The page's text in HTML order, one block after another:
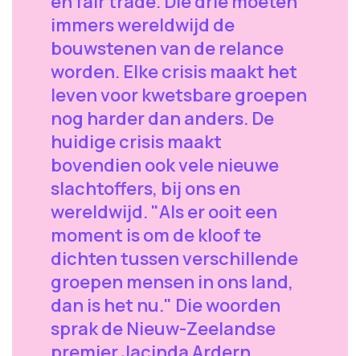
immers wereldwijd de
bouwstenen van de relance
worden. Elke crisis maakt het
leven voor kwetsbare groepen
nog harder dan anders. De
huidige crisis maakt
bovendien ook vele nieuwe
slachtoffers, bij ons en
wereldwijd. "Als er ooit een
moment is om de kloof te
dichten tussen verschillende
groepen mensen in ons land,
dan is het nu." Die woorden
sprak de Nieuw-Zeelandse